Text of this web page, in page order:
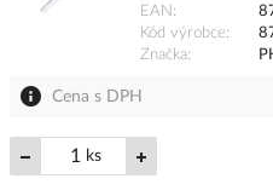
EAN
Kód výrobce
Značka
Cena s DPH
ks